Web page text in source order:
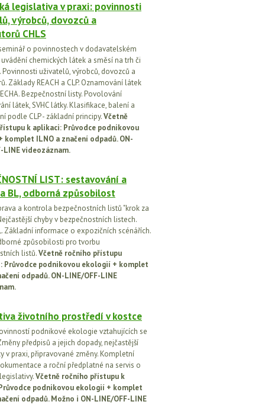
legislativa v praxi: povinnosti
výrobců, dovozců a
CHLS
o povinnostech v dodavatelském
chemických látek a směsí na trh či
uživatelů, výrobců, dovozců a
Základy REACH a CLP. Oznamování látek
Bezpečnostní listy. Povolování
látek, SVHC látky. Klasifikace, balení a
podle CLP - základní principy.Včetně
k aplikaci: Průvodce podnikovou
komplet ILNO a značení odpadů. ON-
LINE videozáznam.
LIST: sestavování a
BL, odborná způsobilost
a kontrola bezpečnostních listů "krok za
chyby v bezpečnostních listech.
Základní informace o expozičních scénářích.
způsobilosti pro tvorbu
listů.Včetně ročního přístupu
Průvodce podnikovou ekologií + komplet
odpadů. ON-LINE/OFF-LINE
životního prostředí v kostce
podnikové ekologie vztahujících se
předpisů a jejich dopady, nejčastější
v praxi, připravované změny. Kompletní
a roční předplatné na servis o
Včetně ročního přístupu k
podnikovou ekologií + komplet
odpadů. Možno i ON-LINE/OFF-LINE